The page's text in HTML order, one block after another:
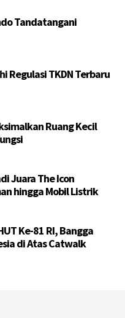
Tandatangani
Regulasi TKDN Terbaru
Ruang Kecil
Juara The Icon
hingga Mobil Listrik
Ke-81 RI, Bangga
di Atas Catwalk